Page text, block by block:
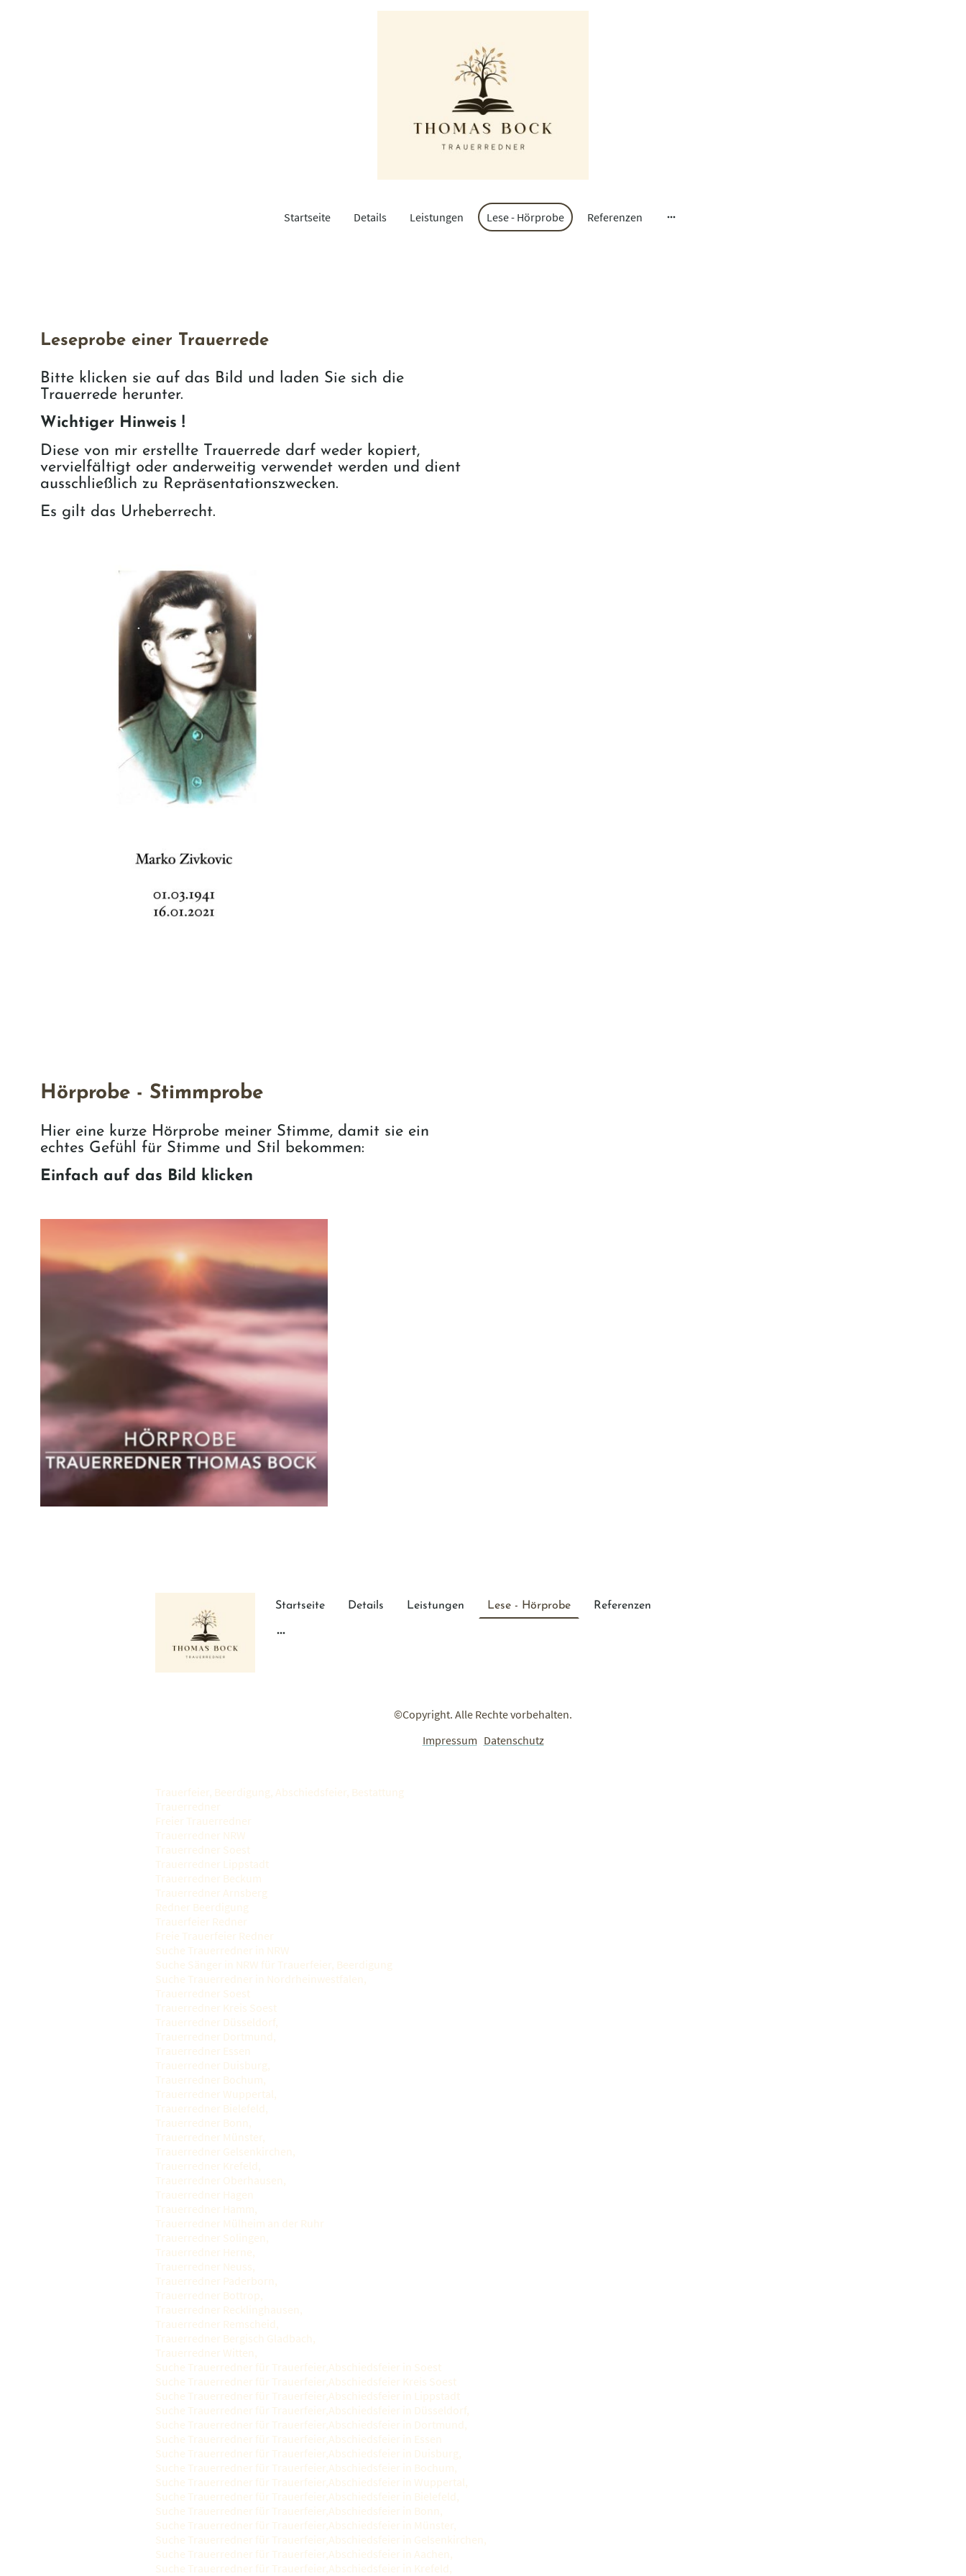
Startseite Details Leistungen Lese - Hörprobe Referenzen
Leseprobe einer Trauerrede
Bitte klicken sie auf das Bild und laden Sie sich die
Trauerrede herunter.
Wichtiger Hinweis !
Diese von mir erstellte Trauerrede darf weder kopiert,
vervielfältigt oder anderweitig verwendet werden und dient
ausschließlich zu Repräsentationszwecken.
Es gilt das Urheberrecht.
Hörprobe - Stimmprobe
Hier eine kurze Hörprobe meiner Stimme, damit sie ein
echtes Gefühl für Stimme und Stil bekommen:
Einfach auf das Bild klicken
Startseite Details Leistungen Lese - Hörprobe Referenzen
©Copyright. Alle Rechte vorbehalten.
Impressum Datenschutz
Trauerfeier, Beerdigung, Abschiedsfeier, Bestattung
Trauerredner
Freier Trauerredner
Trauerredner NRW
Trauerredner Soest
Trauerredner Lippstadt
Trauerredner Beckum
Trauerredner Arnsberg
Redner Beerdigung
Trauerfeier Redner
Freie Trauerfeier Redner
Suche Trauerredner in NRW
Suche Sänger in NRW für Trauerfeier, Beerdigung
Suche Trauerredner in Nordrheinwestfalen,
Trauerredner Soest
Trauerredner Kreis Soest
Trauerredner Düsseldorf,
Trauerredner Dortmund,
Trauerredner Essen
Trauerredner Duisburg,
Trauerredner Bochum,
Trauerredner Wuppertal,
Trauerredner Bielefeld,
Trauerredner Bonn,
Trauerredner Münster,
Trauerredner Gelsenkirchen,
Trauerredner Krefeld,
Trauerredner Oberhausen,
Trauerredner Hagen
Trauerredner Hamm,
Trauerredner Mülheim an der Ruhr
Trauerredner Solingen,
Trauerredner Herne,
Trauerredner Neuss,
Trauerredner Paderborn,
Trauerredner Bottrop,
Trauerredner Recklinghausen,
Trauerredner Remscheid,
Trauerredner Bergisch Gladbach,
Trauerredner Witten,
Suche Trauerredner für Trauerfeier,Abschiedsfeier in Soest
Suche Trauerredner für Trauerfeier,Abschiedsfeier Kreis Soest
Suche Trauerredner für Trauerfeier,Abschiedsfeier in Lippstadt
Suche Trauerredner für Trauerfeier,Abschiedsfeier in Düsseldorf,
Suche Trauerredner für Trauerfeier,Abschiedsfeier in Dortmund,
Suche Trauerredner für Trauerfeier,Abschiedsfeier in Essen
Suche Trauerredner für Trauerfeier,Abschiedsfeier in Duisburg,
Suche Trauerredner für Trauerfeier,Abschiedsfeier in Bochum,
Suche Trauerredner für Trauerfeier,Abschiedsfeier in Wuppertal,
Suche Trauerredner für Trauerfeier,Abschiedsfeier in Bielefeld,
Suche Trauerredner für Trauerfeier,Abschiedsfeier in Bonn,
Suche Trauerredner für Trauerfeier,Abschiedsfeier in Münster,
Suche Trauerredner für Trauerfeier,Abschiedsfeier in Gelsenkirchen,
Suche Trauerredner für Trauerfeier,Abschiedsfeier in Aachen,
Suche Trauerredner für Trauerfeier,Abschiedsfeier in Krefeld,